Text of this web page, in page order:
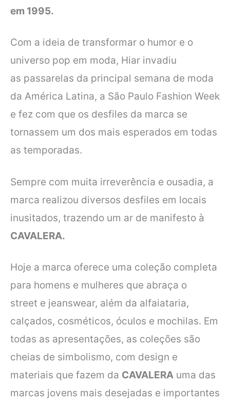
em 1995.
Com a ideia de transformar o humor e o
universo pop em moda, Hiar invadiu
as passarelas da principal semana de moda
da América Latina, a São Paulo Fashion Week
e fez com que os desfiles da marca se
tornassem um dos mais esperados em todas
as temporadas.
Sempre com muita irreverência e ousadia, a
marca realizou diversos desfiles em locais
inusitados, trazendo um ar de manifesto à
CAVALERA.
Hoje a marca oferece uma coleção completa
para homens e mulheres que abraça o
street e jeanswear, além da alfaiataria,
calçados, cosméticos, óculos e mochilas. Em
todas as apresentações, as coleções são
cheias de simbolismo, com design e
materiais que fazem da CAVALERA uma das
marcas jovens mais desejadas e importantes